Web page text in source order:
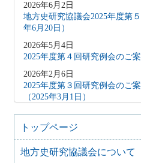
2026年6月2日
地方史研究協議会2025年度第
年6月20日）
2026年5月4日
2025年度第４回研究例会のご案
2026年2月6日
2025年度第３回研究例会のご
（2025年3月1日）
2025年12月5日
2025年度第２回研究例会のご
会）（2026年１月11日）
2025年10月7日
トップページ
地方史研究協議会について